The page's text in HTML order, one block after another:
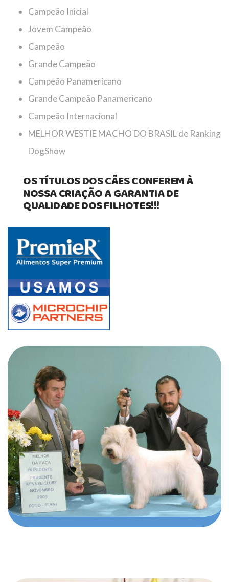
Campeão Inicial
Jovem Campeão
Campeão
Grande Campeão
Campeão Panamericano
Grande Campeão Panamericano
Campeão Internacional
MELHOR WESTIE MACHO DO BRASIL de Ranking
DogShow
OS TÍTULOS DOS CÃES CONFEREM À
NOSSA CRIAÇÃO A GARANTIA DE
QUALIDADE DOS FILHOTES!!!